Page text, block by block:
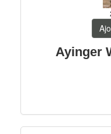
Ayinger